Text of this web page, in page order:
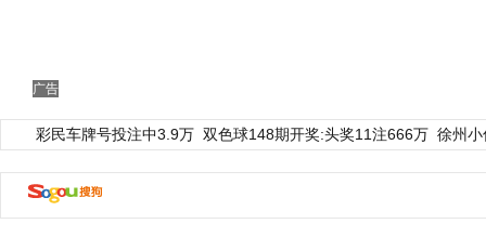
广告
彩民车牌号投注中3.9万 双色球148期开奖:头奖11注666万 徐州